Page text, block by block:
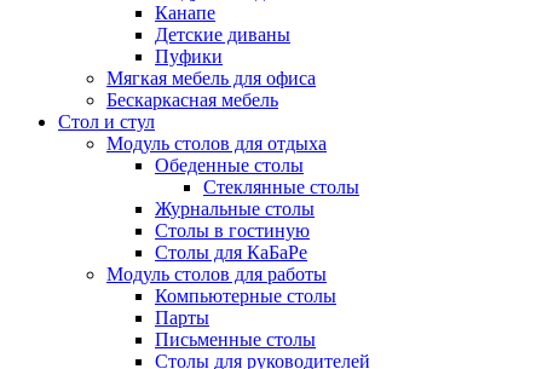
Канапе
Детские диваны
Пуфики
Мягкая мебель для офиса
Бескаркасная мебель
Стол и стул
Модуль столов для отдыха
Обеденные столы
Стеклянные столы
Журнальные столы
Столы в гостиную
Столы для КаБаРе
Модуль столов для работы
Компьютерные столы
Парты
Письменные столы
Столы для руководителей